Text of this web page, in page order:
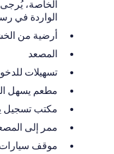
الخاصة، يُرجى
الواردة في
أرضية من
المصعد
تسهيلات
مطعم يسهل
مكتب تسجيل
ممر إلى
موقف سيارات